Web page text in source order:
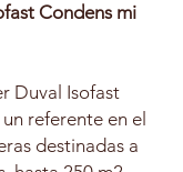
Condens mi
Duval Isofast
referente en el
destinadas a